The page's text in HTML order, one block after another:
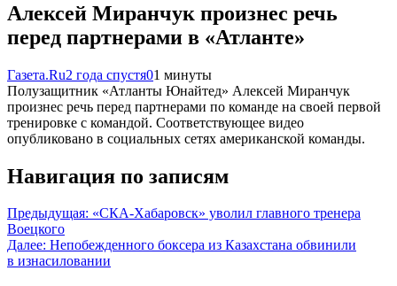
Алексей Миранчук произнес речь
перед партнерами в «Атланте»
Газета.Ru2 года спустя01 минуты
Полузащитник «Атланты Юнайтед» Алексей Миранчук
произнес речь перед партнерами по команде на своей первой
тренировке с командой. Соответствующее видео
опубликовано в социальных сетях американской команды.
Навигация по записям
Предыдущая: «СКА‑Хабаровск» уволил главного тренера
Воецкого
Далее: Непобежденного боксера из Казахстана обвинили
в изнасиловании